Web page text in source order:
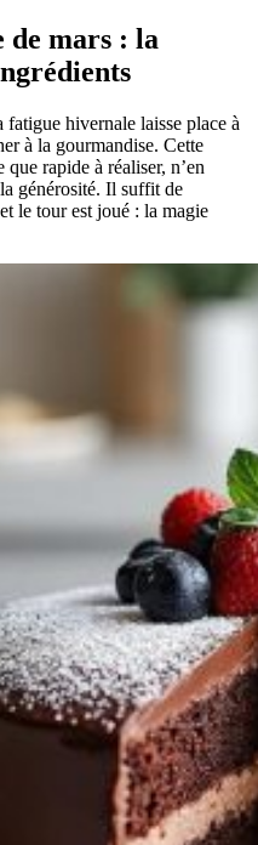
de mars : la
fatigue hivernale laisse place à
à la gourmandise. Cette
rapide à réaliser, n’en
générosité. Il suffit de
le tour est joué : la magie